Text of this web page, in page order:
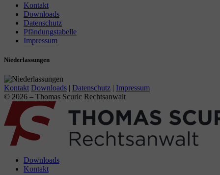
Kontakt
Downloads
Datenschutz
Pfändungstabelle
Impressum
Niederlassungen
Kontakt Downloads | Datenschutz | Impressum
© 2026 – Thomas Scuric Rechtsanwalt
Downloads
Kontakt